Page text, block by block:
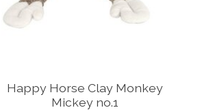
Happy Horse Clay Monkey
Mickey no.1